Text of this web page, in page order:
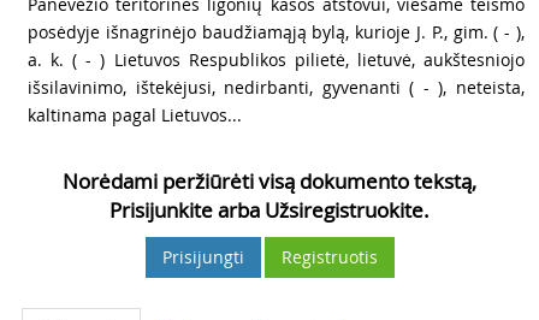
posėdyje išnagrinėjo baudžiamąją bylą, kurioje J. P., gim. ( - ),
a. k. ( - ) Lietuvos Respublikos pilietė, lietuvė, aukštesniojo
išsilavinimo, ištekėjusi, nedirbanti, gyvenanti ( - ), neteista,
kaltinama pagal Lietuvos...
Norėdami peržiūrėti visą dokumento tekstą,
Prisijunkite arba Užsiregistruokite.
Prisijungti Registruotis